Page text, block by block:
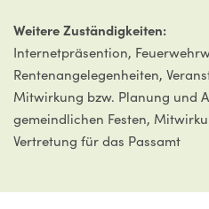
Weitere Zuständigkeiten:
Internetpräsention,
Rentenangelegenheiten,
Mitwirkung bzw. Planung und
gemeindlichen Festen,
Vertretung für das Passamt